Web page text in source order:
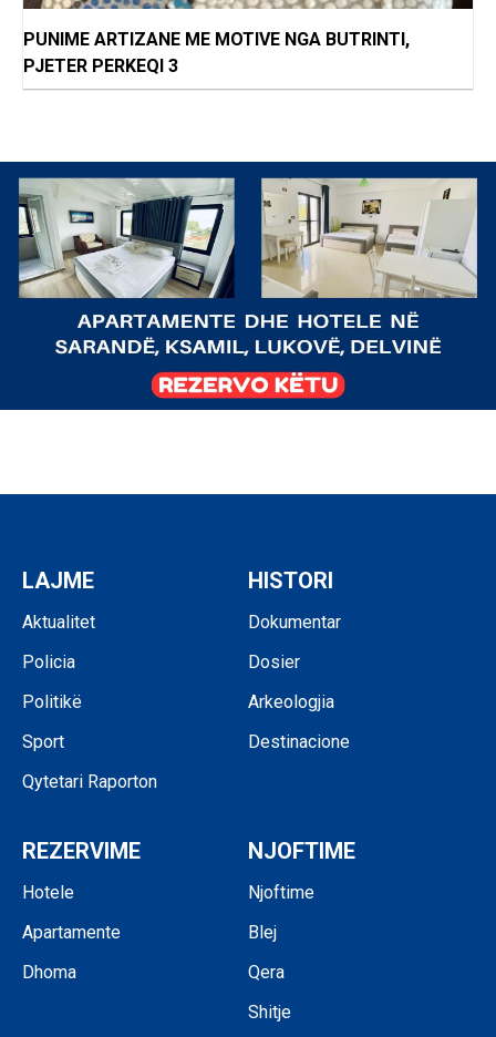
PUNIME ARTIZANE ME MOTIVE NGA BUTRINTI,
PJETER PERKEQI 3
LAJME
Aktualitet
Policia
Politikë
Sport
Qytetari Raporton
HISTORI
Dokumentar
Dosier
Arkeologjia
Destinacione
REZERVIME
Hotele
Apartamente
Dhoma
NJOFTIME
Njoftime
Blej
Qera
Shitje